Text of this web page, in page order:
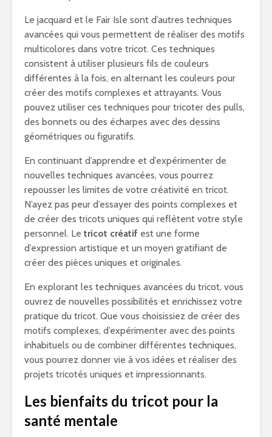
Le jacquard et le Fair Isle sont d’autres techniques
avancées qui vous permettent de réaliser des motifs
multicolores dans votre tricot. Ces techniques
consistent à utiliser plusieurs fils de couleurs
différentes à la fois, en alternant les couleurs pour
créer des motifs complexes et attrayants. Vous
pouvez utiliser ces techniques pour tricoter des pulls,
des bonnets ou des écharpes avec des dessins
géométriques ou figuratifs.
En continuant d’apprendre et d’expérimenter de
nouvelles techniques avancées, vous pourrez
repousser les limites de votre créativité en tricot.
N’ayez pas peur d’essayer des points complexes et
de créer des tricots uniques qui reflètent votre style
personnel. Le tricot créatif est une forme
d’expression artistique et un moyen gratifiant de
créer des pièces uniques et originales.
En explorant les techniques avancées du tricot, vous
ouvrez de nouvelles possibilités et enrichissez votre
pratique du tricot. Que vous choisissiez de créer des
motifs complexes, d’expérimenter avec des points
inhabituels ou de combiner différentes techniques,
vous pourrez donner vie à vos idées et réaliser des
projets tricotés uniques et impressionnants.
Les bienfaits du tricot pour la
santé mentale